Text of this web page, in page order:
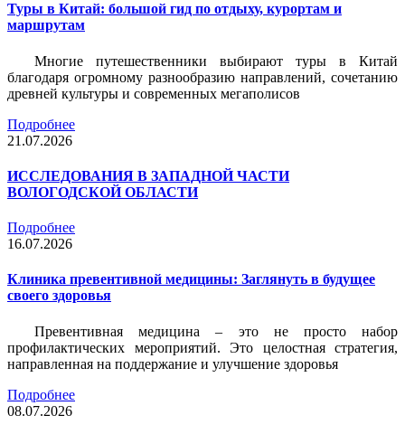
Туры в Китай: большой гид по отдыху, курортам и
маршрутам
Многие путешественники выбирают туры в Китай
благодаря огромному разнообразию направлений, сочетанию
древней культуры и современных мегаполисов
Подробнее
21.07.2026
ИССЛЕДОВАНИЯ В ЗАПАДНОЙ ЧАСТИ
ВОЛОГОДСКОЙ ОБЛАСТИ
Подробнее
16.07.2026
Клиника превентивной медицины: Заглянуть в будущее
своего здоровья
Превентивная медицина – это не просто набор
профилактических мероприятий. Это целостная стратегия,
направленная на поддержание и улучшение здоровья
Подробнее
08.07.2026